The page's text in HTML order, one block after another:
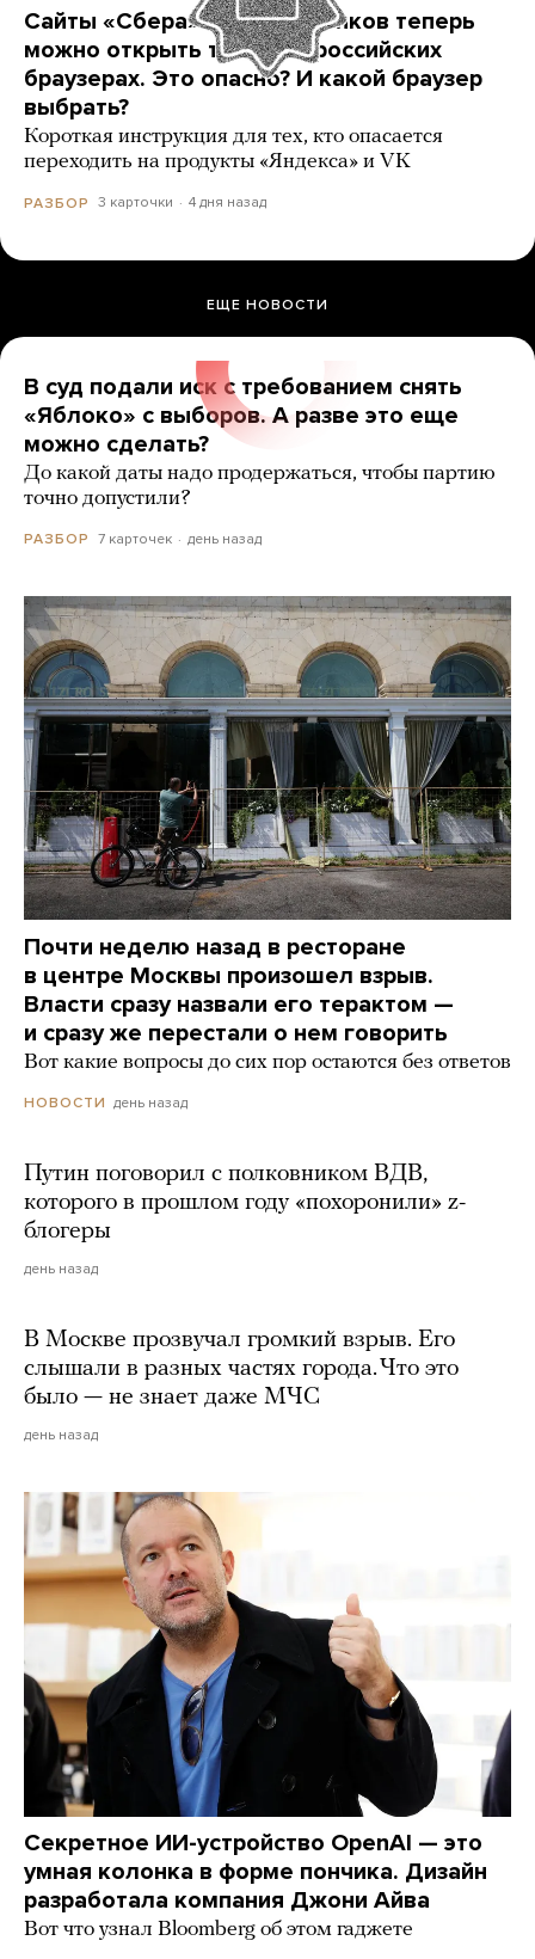
Сайты «Сбера» и других банков теперь
можно открыть только в российских
браузерах. Это опасно? И какой браузер
выбрать?
Короткая инструкция для тех, кто опасается
переходить на продукты «Яндекса» и VK
РАЗБОР 3 карточки 4 дня назад
ЕЩЕ НОВОСТИ
В суд подали иск с требованием снять
«Яблоко» с выборов. А разве это еще
можно сделать?
До какой даты надо продержаться, чтобы партию
точно допустили?
РАЗБОР 7 карточек день назад
Почти неделю назад в ресторане
в центре Москвы произошел взрыв.
Власти сразу назвали его терактом —
и сразу же перестали о нем говорить
Вот какие вопросы до сих пор остаются без ответов
НОВОСТИ день назад
Путин поговорил с полковником ВДВ,
которого в прошлом году «похоронили» z-
блогеры
день назад
В Москве прозвучал громкий взрыв. Его
слышали в разных частях города. Что это
было — не знает даже МЧС
день назад
Секретное ИИ-устройство OpenAI — это
умная колонка в форме пончика. Дизайн
разработала компания Джони Айва
Вот что узнал Bloomberg об этом гаджете